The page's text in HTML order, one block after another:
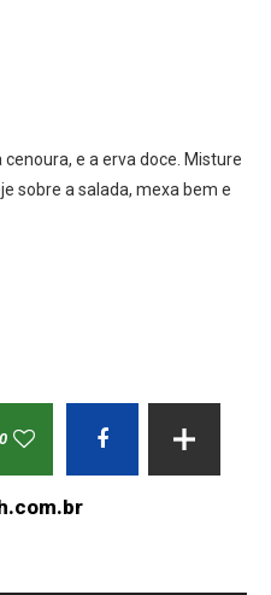
e a erva doce. Misture
sobre a salada, mexa bem e
0